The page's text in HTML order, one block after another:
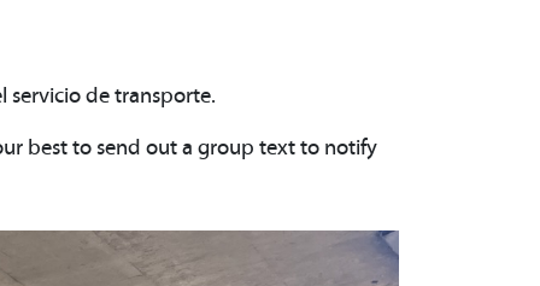
servicio de transporte.
best to send out a group text to notify